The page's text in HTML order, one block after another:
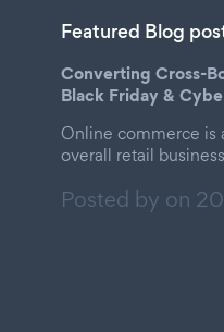
Featured Blog
Converting Cross-
Black Friday &
Online commerce is
overall retail
Posted by on